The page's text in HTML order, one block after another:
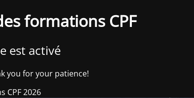
formations CPF
est activé
you for your patience!
CPF 2026